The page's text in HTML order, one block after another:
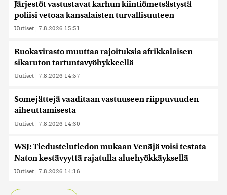
Järjestöt vastustavat karhun kiintiömetsästystä –
poliisi vetoaa kansalaisten turvallisuuteen
Uutiset | 7.8.2026 15:51
Ruokavirasto muuttaa rajoituksia afrikkalaisen
sikaruton tartuntavyöhykkeellä
Uutiset | 7.8.2026 14:57
Somejättejä vaaditaan vastuuseen riippuvuuden
aiheuttamisesta
Uutiset | 7.8.2026 14:30
WSJ: Tiedustelutiedon mukaan Venäjä voisi testata
Naton kestävyyttä rajatulla aluehyökkäyksellä
Uutiset | 7.8.2026 14:16